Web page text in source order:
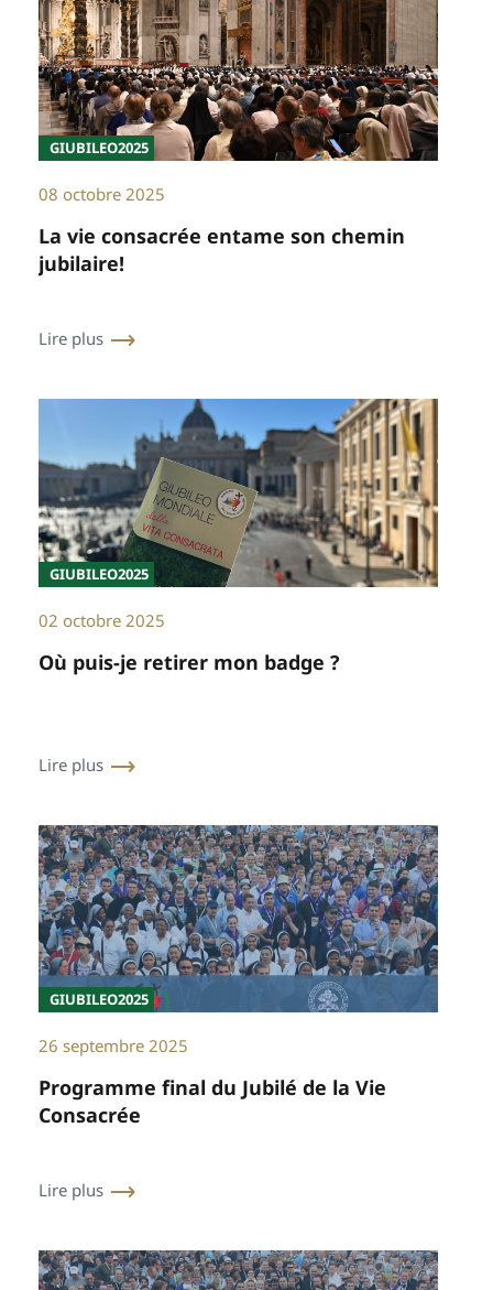
GIUBILEO2025
08 octobre 2025
La vie consacrée entame son chemin
jubilaire!
Lire plus
GIUBILEO2025
02 octobre 2025
Où puis-je retirer mon badge ?
Lire plus
GIUBILEO2025
26 septembre 2025
Programme final du Jubilé de la Vie
Consacrée
Lire plus